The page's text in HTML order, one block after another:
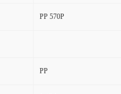
PP 570P
PP